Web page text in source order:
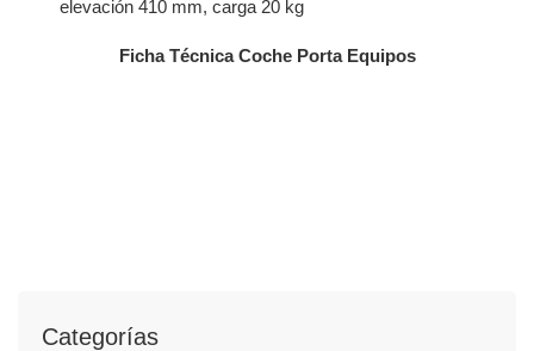
Categorías
elevación 410 mm, carga 20 kg
Ficha Técnica Coche Porta Equipos